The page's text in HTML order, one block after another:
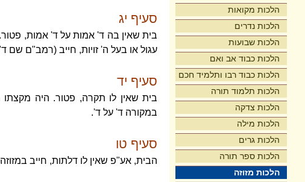
הלכות מקואות
הלכות נדרים
הלכות שבועות
הלכות כבוד אב ואם
הלכות כבוד רבו ותלמיד חכם
הלכות תלמוד תורה
הלכות צדקה
הלכות מילה
הלכות גרים
הלכות ספר תורה
הלכות מזוזה
סעיף יג
בית שאין בה ד' אמות על ד' אמות,
עגול או בעל ה' זויות, חייב (רמב"ם שם
סעיף יד
בית שאין לו תקרה, פטור. היה מקצתו
במקורה ד' על ד'.
סעיף טו
הבית, אע"פ שאין לו דלתות, חייב